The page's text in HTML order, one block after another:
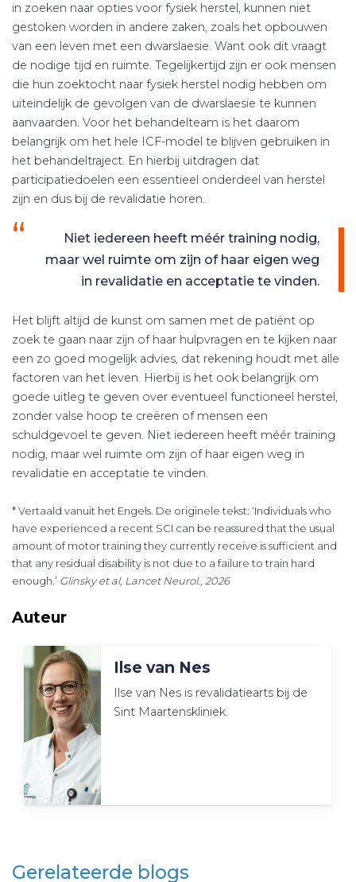
in zoeken naar opties voor fysiek herstel, kunnen niet
gestoken worden in andere zaken, zoals het opbouwen
van een leven met een dwarslaesie. Want ook dit vraagt
de nodige tijd en ruimte. Tegelijkertijd zijn er ook mensen
die hun zoektocht naar fysiek herstel nodig hebben om
uiteindelijk de gevolgen van de dwarslaesie te kunnen
aanvaarden. Voor het behandelteam is het daarom
belangrijk om het hele ICF-model te blijven gebruiken in
het behandeltraject. En hierbij uitdragen dat
participatiedoelen een essentieel onderdeel van herstel
zijn en dus bij de revalidatie horen.
Niet iedereen heeft méér training nodig,
maar wel ruimte om zijn of haar eigen weg
in revalidatie en acceptatie te vinden.
Het blijft altijd de kunst om samen met de patiënt op
zoek te gaan naar zijn of haar hulpvragen en te kijken naar
een zo goed mogelijk advies, dat rekening houdt met alle
factoren van het leven. Hierbij is het ook belangrijk om
goede uitleg te geven over eventueel functioneel herstel,
zonder valse hoop te creëren of mensen een
schuldgevoel te geven. Niet iedereen heeft méér training
nodig, maar wel ruimte om zijn of haar eigen weg in
revalidatie en acceptatie te vinden.
* Vertaald vanuit het Engels. De originele tekst: ‘Individuals who
have experienced a recent SCI can be reassured that the usual
amount of motor training they currently receive is sufficient and
that any residual disability is not due to a failure to train hard
enough.’ Glinsky et al, Lancet Neurol., 2026
Auteur
Ilse van Nes
Ilse van Nes is revalidatiearts bij de
Sint Maartenskliniek.
Gerelateerde blogs